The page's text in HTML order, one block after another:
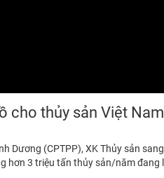
cho thủy sản Việt Nam
Dương (CPTPP), XK Thủy sản
3 triệu tấn thủy sản/năm đang